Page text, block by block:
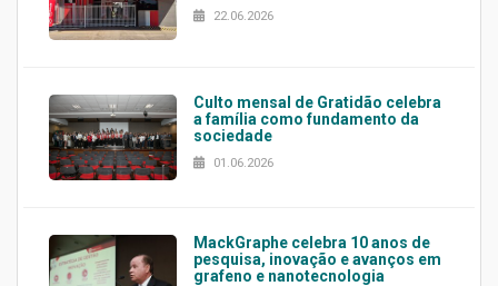
22.06.2026
Culto mensal de Gratidão celebra
a família como fundamento da
sociedade
01.06.2026
MackGraphe celebra 10 anos de
pesquisa, inovação e avanços em
grafeno e nanotecnologia